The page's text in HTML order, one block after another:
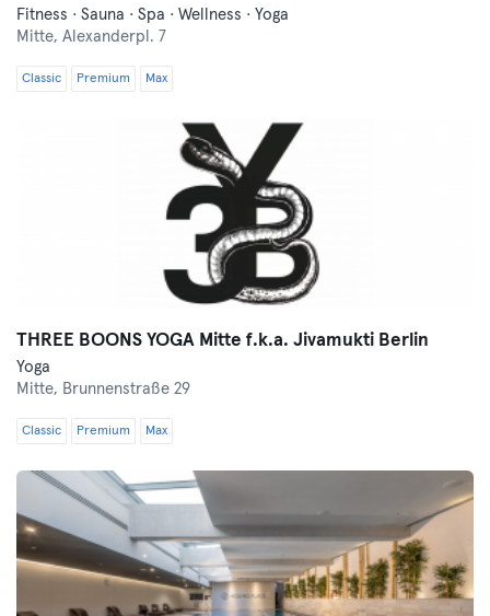
Fitness · Sauna · Spa · Wellness · Yoga
Mitte, Alexanderpl. 7
Classic Premium Max
THREE BOONS YOGA Mitte f.k.a. Jivamukti Berlin
Yoga
Mitte, Brunnenstraße 29
Classic Premium Max